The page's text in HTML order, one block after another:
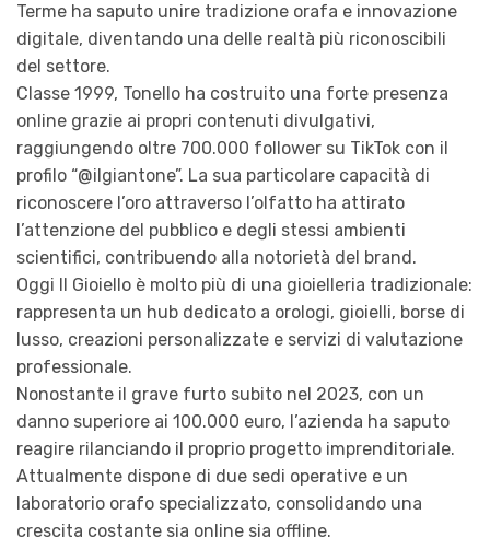
Terme ha saputo unire tradizione orafa e innovazione
digitale, diventando una delle realtà più riconoscibili
del settore.
Classe 1999, Tonello ha costruito una forte presenza
online grazie ai propri contenuti divulgativi,
raggiungendo oltre 700.000 follower su TikTok con il
profilo “@ilgiantone”. La sua particolare capacità di
riconoscere l’oro attraverso l’olfatto ha attirato
l’attenzione del pubblico e degli stessi ambienti
scientifici, contribuendo alla notorietà del brand.
Oggi Il Gioiello è molto più di una gioielleria tradizionale:
rappresenta un hub dedicato a orologi, gioielli, borse di
lusso, creazioni personalizzate e servizi di valutazione
professionale.
Nonostante il grave furto subito nel 2023, con un
danno superiore ai 100.000 euro, l’azienda ha saputo
reagire rilanciando il proprio progetto imprenditoriale.
Attualmente dispone di due sedi operative e un
laboratorio orafo specializzato, consolidando una
crescita costante sia online sia offline.